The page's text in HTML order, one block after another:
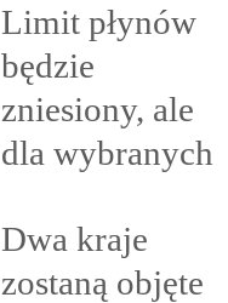
Limit płynów
będzie
zniesiony, ale
dla wybranych
Dwa kraje
zostaną objęte